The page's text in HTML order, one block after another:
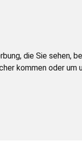
die Sie sehen,
kommen oder